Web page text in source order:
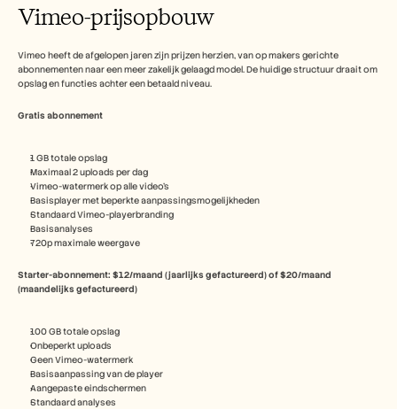
Vimeo-prijsopbouw
Vimeo heeft de afgelopen jaren zijn prijzen herzien, van op makers gerichte
abonnementen naar een meer zakelijk gelaagd model. De huidige structuur draait om
opslag en functies achter een betaald niveau.
Gratis abonnement
1 GB totale opslag
Maximaal 2 uploads per dag
Vimeo-watermerk op alle video's
Basisplayer met beperkte aanpassingsmogelijkheden
Standaard Vimeo-playerbranding
Basisanalyses
720p maximale weergave
Starter-abonnement: $12/maand (jaarlijks gefactureerd) of $20/maand
(maandelijks gefactureerd)
100 GB totale opslag
Onbeperkt uploads
Geen Vimeo-watermerk
Basisaanpassing van de player
Aangepaste eindschermen
Standaard analyses